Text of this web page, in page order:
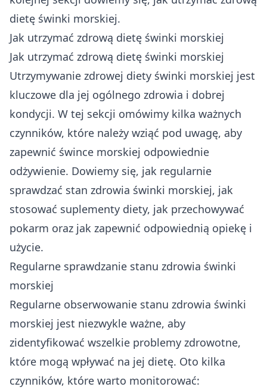
dietę świnki morskiej.
Jak utrzymać zdrową dietę świnki morskiej
Jak utrzymać zdrową dietę świnki morskiej
Utrzymywanie zdrowej diety świnki morskiej jest
kluczowe dla jej ogólnego zdrowia i dobrej
kondycji. W tej sekcji omówimy kilka ważnych
czynników, które należy wziąć pod uwagę, aby
zapewnić śwince morskiej odpowiednie
odżywienie. Dowiemy się, jak regularnie
sprawdzać stan zdrowia świnki morskiej, jak
stosować suplementy diety, jak przechowywać
pokarm oraz jak zapewnić odpowiednią opiekę i
użycie.
Regularne sprawdzanie stanu zdrowia świnki
morskiej
Regularne obserwowanie stanu zdrowia świnki
morskiej jest niezwykle ważne, aby
zidentyfikować wszelkie problemy zdrowotne,
które mogą wpływać na jej dietę. Oto kilka
czynników, które warto monitorować: